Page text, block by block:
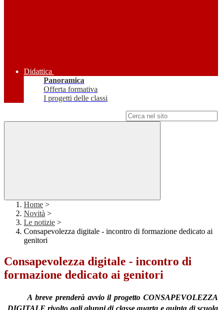
Didattica
Panoramica
Offerta formativa
I progetti delle classi
Home >
Novità >
Le notizie >
Consapevolezza digitale - incontro di formazione dedicato ai
genitori
Consapevolezza digitale - incontro di
formazione dedicato ai genitori
A breve prenderà avvio il progetto CONSAPEVOLEZZA